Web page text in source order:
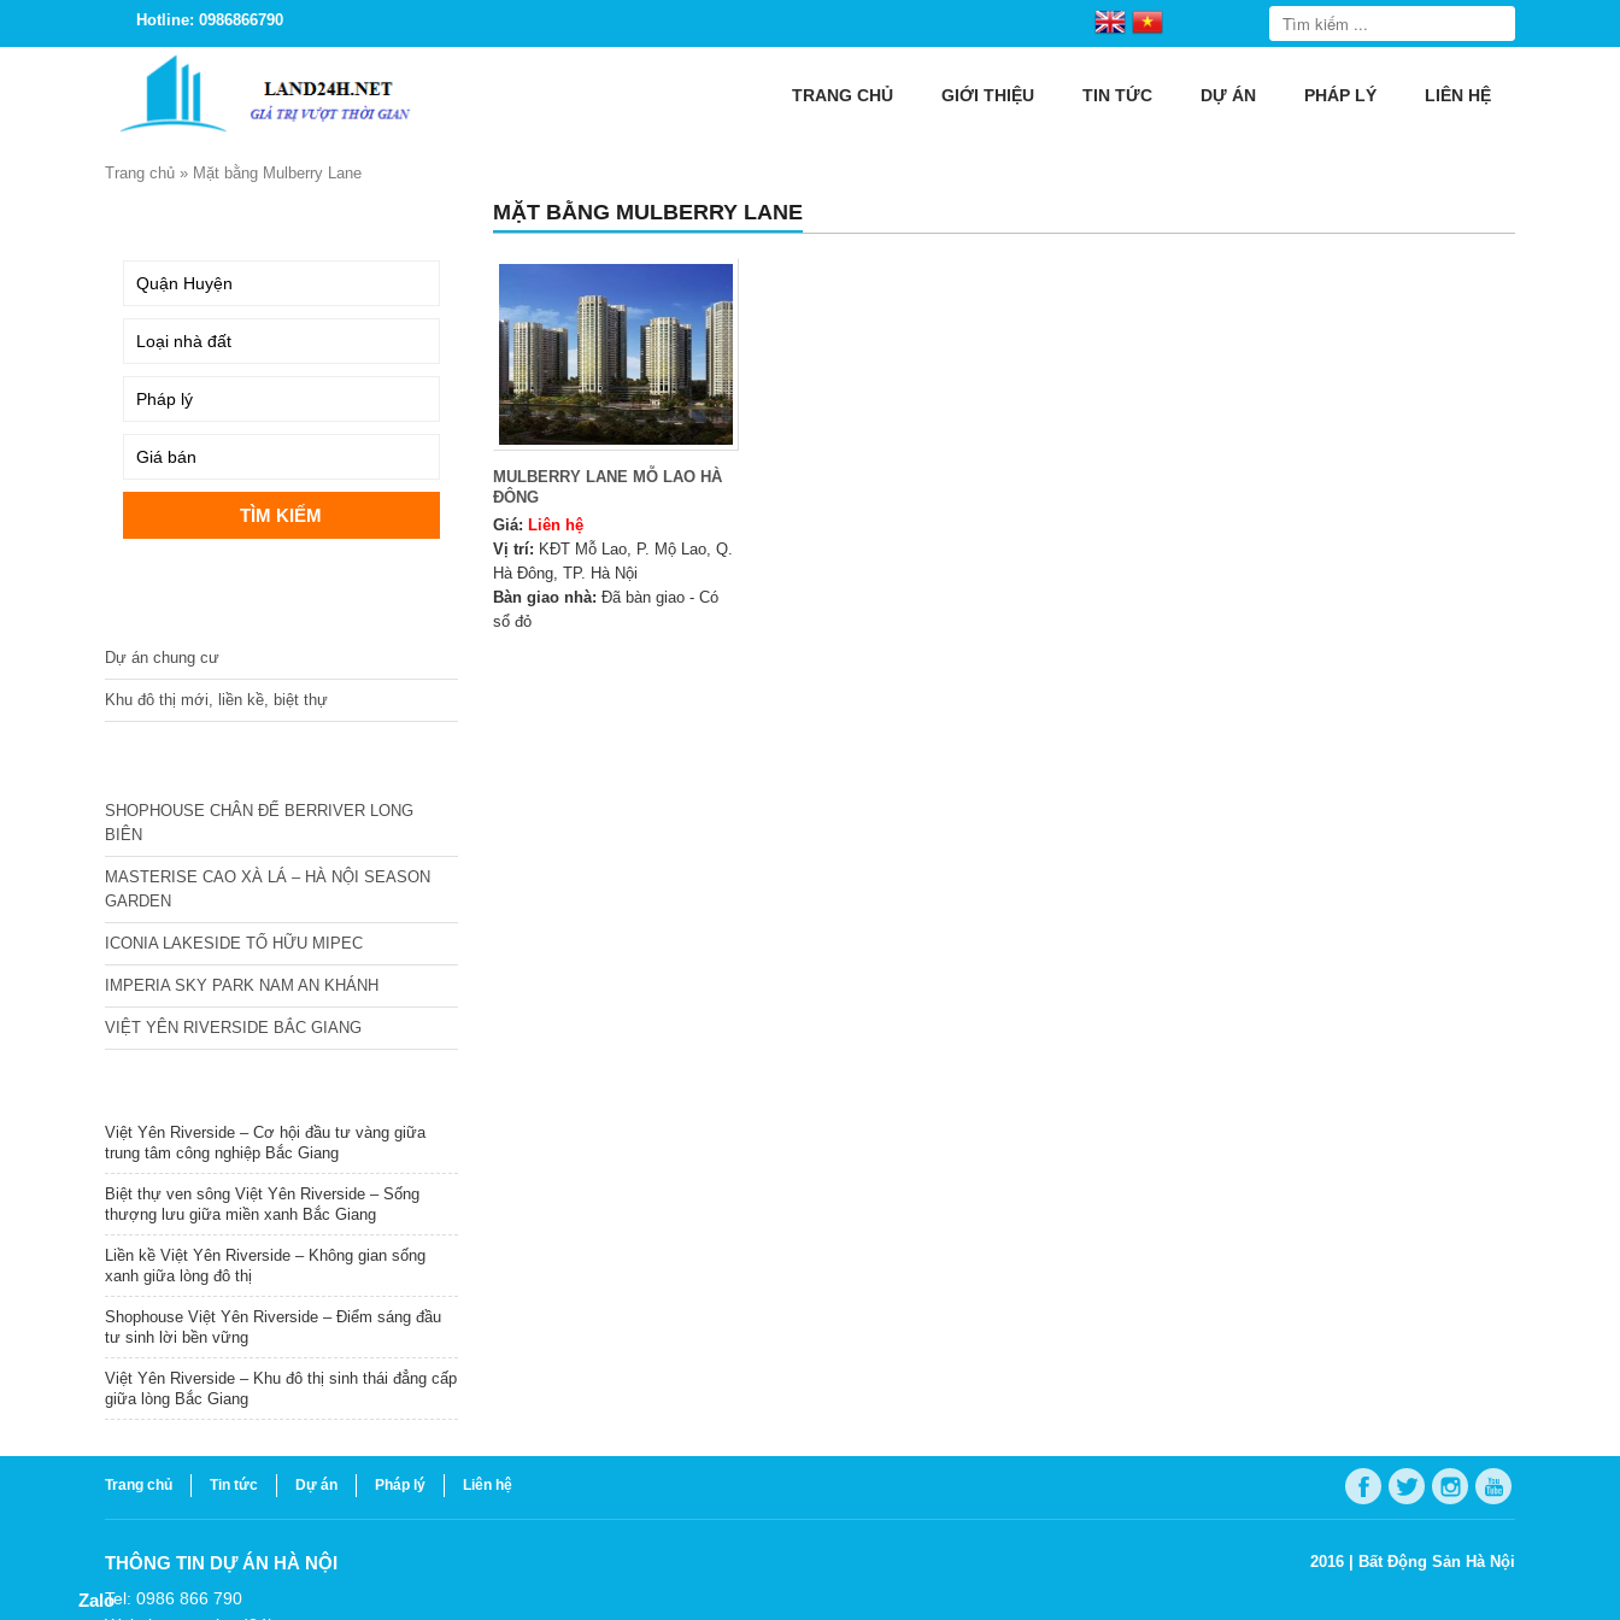
Hotline: 0986866790
TRANG CHỦ GIỚI THIỆU TIN TỨC DỰ ÁN PHÁP LÝ LIÊN HỆ
Trang chủ » Mặt bằng Mulberry Lane
MẶT BẰNG MULBERRY LANE
MULBERRY LANE MỖ LAO HÀ
ĐÔNG
Giá: Liên hệ
Vị trí: KĐT Mỗ Lao, P. Mộ Lao, Q.
Hà Đông, TP. Hà Nội
Bàn giao nhà: Đã bàn giao - Có
sổ đỏ
Dự án chung cư
Khu đô thị mới, liền kề, biệt thự
SHOPHOUSE CHÂN ĐẾ BERRIVER LONG
BIÊN
MASTERISE CAO XÀ LÁ – HÀ NỘI SEASON
GARDEN
ICONIA LAKESIDE TỐ HỮU MIPEC
IMPERIA SKY PARK NAM AN KHÁNH
VIỆT YÊN RIVERSIDE BẮC GIANG
Việt Yên Riverside – Cơ hội đầu tư vàng giữa
trung tâm công nghiệp Bắc Giang
Biệt thự ven sông Việt Yên Riverside – Sống
thượng lưu giữa miền xanh Bắc Giang
Liền kề Việt Yên Riverside – Không gian sống
xanh giữa lòng đô thị
Shophouse Việt Yên Riverside – Điểm sáng đầu
tư sinh lời bền vững
Việt Yên Riverside – Khu đô thị sinh thái đẳng cấp
giữa lòng Bắc Giang
Trang chủ Tin tức Dự án Pháp lý Liên hệ
THÔNG TIN DỰ ÁN HÀ NỘI
Tel: 0986 866 790
2016 | Bất Động Sản Hà Nội
Zalo